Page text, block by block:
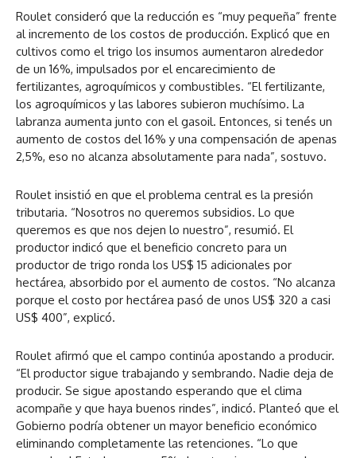
Roulet consideró que la reducción es “muy pequeña” frente
al incremento de los costos de producción. Explicó que en
cultivos como el trigo los insumos aumentaron alrededor
de un 16%, impulsados por el encarecimiento de
fertilizantes, agroquímicos y combustibles. “El fertilizante,
los agroquímicos y las labores subieron muchísimo. La
labranza aumenta junto con el gasoil. Entonces, si tenés un
aumento de costos del 16% y una compensación de apenas
2,5%, eso no alcanza absolutamente para nada”, sostuvo.
Roulet insistió en que el problema central es la presión
tributaria. “Nosotros no queremos subsidios. Lo que
queremos es que nos dejen lo nuestro”, resumió. El
productor indicó que el beneficio concreto para un
productor de trigo ronda los US$ 15 adicionales por
hectárea, absorbido por el aumento de costos. “No alcanza
porque el costo por hectárea pasó de unos US$ 320 a casi
US$ 400”, explicó.
Roulet afirmó que el campo continúa apostando a producir.
“El productor sigue trabajando y sembrando. Nadie deja de
producir. Se sigue apostando esperando que el clima
acompañe y que haya buenos rindes”, indicó. Planteó que el
Gobierno podría obtener un mayor beneficio económico
eliminando completamente las retenciones. “Lo que